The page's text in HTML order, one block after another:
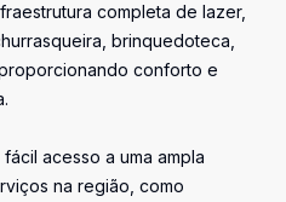
completa de lazer,
brinquedoteca,
conforto e
acesso a uma ampla
na região, como